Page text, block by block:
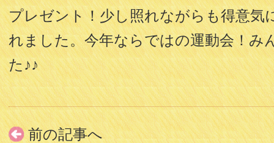
プレゼント！少し照れながらも得意気
れました。今年ならではの運動会！み
た♪♪
前の記事へ